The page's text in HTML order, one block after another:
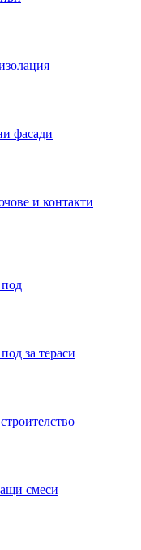
фасади
и контакти
под
за тераси
смеси